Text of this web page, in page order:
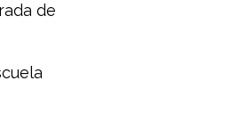
de